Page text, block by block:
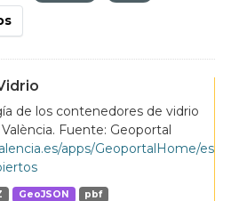
de los contenedores de vidrio
Fuente: Geoportal
apps/GeoportalHome/es
GeoJSON pbf